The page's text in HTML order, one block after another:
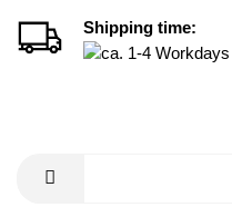
Shipping time: